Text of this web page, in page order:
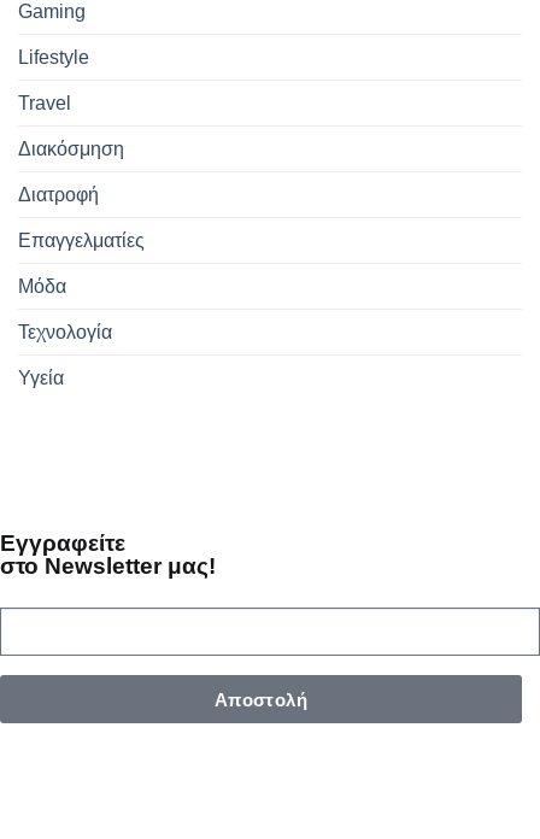
Gaming
Lifestyle
Travel
Διακόσμηση
Διατροφή
Επαγγελματίες
Μόδα
Τεχνολογία
Υγεία
Εγγραφείτε
στο Newsletter μας!
Αποστολή